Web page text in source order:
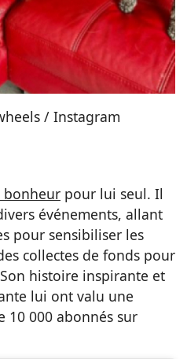
/ Instagram
bonheur pour lui seul. Il
événements, allant
pour sensibiliser les
collectes de fonds pour
histoire inspirante et
lui ont valu une
10 000 abonnés sur